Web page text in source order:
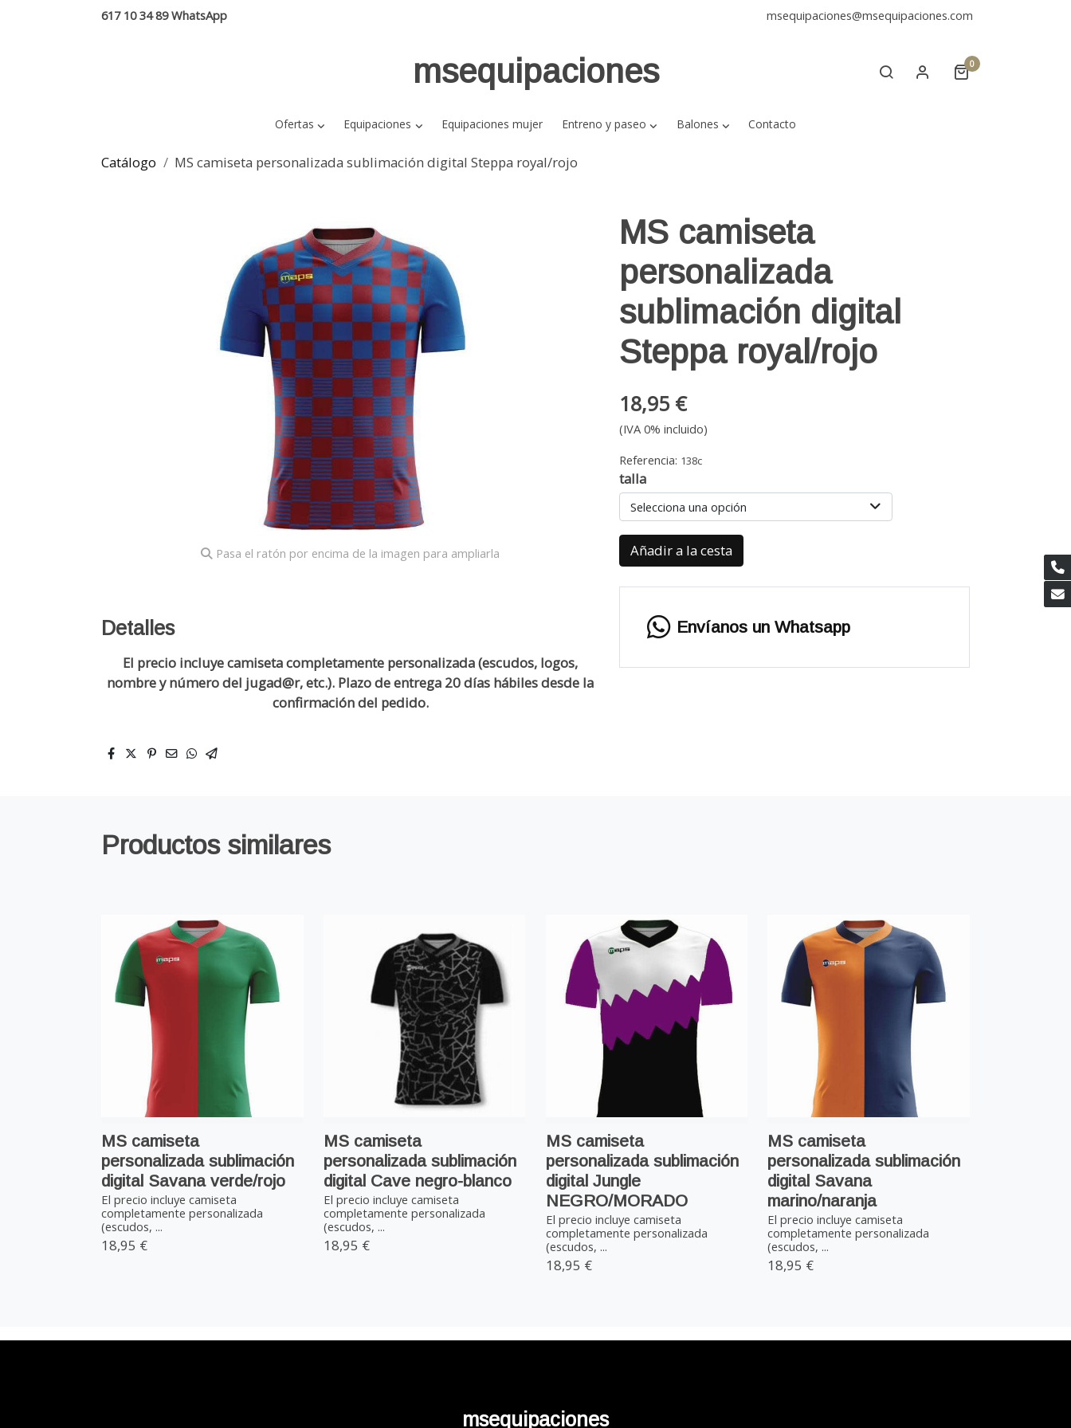
617 10 34 89 WhatsApp msequipaciones@msequipaciones.com
msequipaciones 0
Ofertas Equipaciones Equipaciones mujer Entreno y paseo Balones Contacto
Catálogo MS camiseta personalizada sublimación digital Steppa royal/rojo
Pasa el ratón por encima de la imagen para ampliarla
Detalles
El precio incluye camiseta completamente personalizada (escudos, logos,
nombre y número del jugad@r, etc.). Plazo de entrega 20 días hábiles desde la
confirmación del pedido.
MS camiseta
personalizada
sublimación digital
Steppa royal/rojo
18,95 €
(IVA 0% incluido)
Referencia: 138c
talla
Selecciona una opción
Añadir a la cesta
Envíanos un Whatsapp
Productos similares
MS camiseta
personalizada sublimación
digital Savana verde/rojo
El precio incluye camiseta
completamente personalizada
(escudos, ...
18,95 €
MS camiseta
personalizada sublimación
digital Cave negro-blanco
El precio incluye camiseta
completamente personalizada
(escudos, ...
18,95 €
MS camiseta
personalizada sublimación
digital Jungle
NEGRO/MORADO
El precio incluye camiseta
completamente personalizada
(escudos, ...
18,95 €
MS camiseta
personalizada sublimación
digital Savana
marino/naranja
El precio incluye camiseta
completamente personalizada
(escudos, ...
18,95 €
msequipaciones